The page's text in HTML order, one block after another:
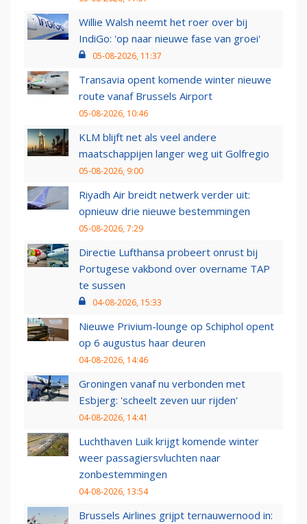
Willie Walsh neemt het roer over bij
IndiGo: 'op naar nieuwe fase van groei'
05-08-2026, 11:37
Transavia opent komende winter nieuwe
route vanaf Brussels Airport
05-08-2026, 10:46
KLM blijft net als veel andere
maatschappijen langer weg uit Golfregio
05-08-2026, 9:00
Riyadh Air breidt netwerk verder uit:
opnieuw drie nieuwe bestemmingen
05-08-2026, 7:29
Directie Lufthansa probeert onrust bij
Portugese vakbond over overname TAP
te sussen
04-08-2026, 15:33
Nieuwe Privium-lounge op Schiphol opent
op 6 augustus haar deuren
04-08-2026, 14:46
Groningen vanaf nu verbonden met
Esbjerg: 'scheelt zeven uur rijden'
04-08-2026, 14:41
Luchthaven Luik krijgt komende winter
weer passagiersvluchten naar
zonbestemmingen
04-08-2026, 13:54
Brussels Airlines grijpt ternauwernood in: